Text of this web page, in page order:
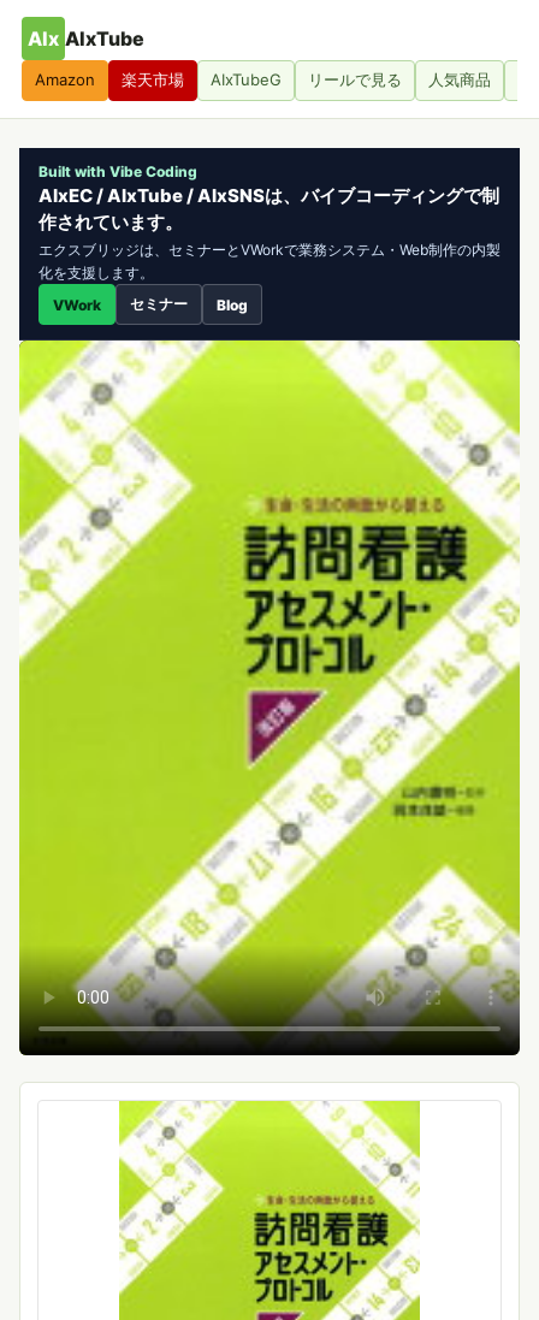
AIx AIxTube
Amazon 楽天市場 AIxTubeG リールで見る 人気商品
Built with Vibe Coding
AIxEC / AIxTube / AIxSNSは、バイブコーディングで制
作されています。
エクスブリッジは、セミナーとVWorkで業務システム・Web制作の内製
化を支援します。
VWork
セミナー Blog